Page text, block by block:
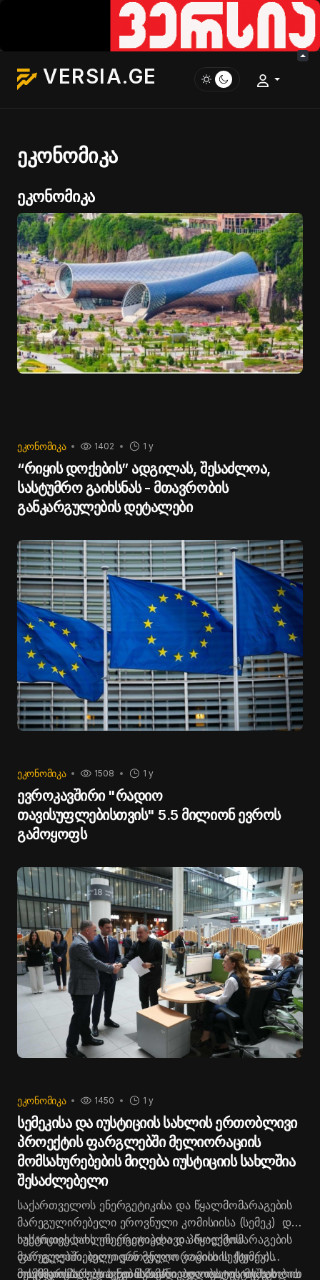
VERSIA.GE
ეკონომიკა
ეკონომიკა
ᲔᲙᲝᲜᲝᲛᲘᲙᲐ 1 y
1402
“რიყის დოქების” ადგილას, შესაძლოა,
სასტუმრო გაიხსნას - მთავრობის
განკარგულების დეტალები
ᲔᲙᲝᲜᲝᲛᲘᲙᲐ 1 y
1508
ევროკავშირი "რადიო
თავისუფლებისთვის" 5.5 მილიონ ევროს
გამოყოფს
ᲔᲙᲝᲜᲝᲛᲘᲙᲐ 1 y
1450
სემეკისა და იუსტიციის სახლის ერთობლივი
პროექტის ფარგლებში მელიორაციის
მომსახურებების მიღება იუსტიციის სახლშია
შესაძლებელი
საქართველოს ენერგეტიკისა და წყალმომარაგების
მარეგულირებელი ეროვნული კომისიისა (სემეკ) და
იუსტიციის სახლის ერთობლივი პროექტის
ფარგლებში, დღეიდან მელიორაციის სექტორის
მომხმარებლებს აქვთ შესაძლებლობაიუსტიციის
საქართველოს ენერგეტიკისა და წყალმომარაგების
მარეგულირებელი ეროვნული კომისიის (სემეკ)
თავმჯდომარე დავით ნარმანიადა იუსტიციის სახლის
იუსტიციის სახლის ნებისმიერი ფილიალის მეშვეობით